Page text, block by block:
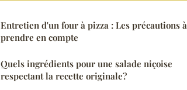
Entretien d'un four à pizza : Les précautions à
prendre en compte
Quels ingrédients pour une salade niçoise
respectant la recette originale?